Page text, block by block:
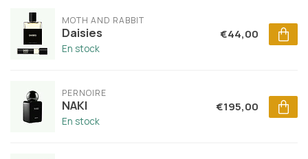
MOTH AND RABBIT
Daisies
En stock
€44,00
PERNOIRE
NAKI
En stock
€195,00